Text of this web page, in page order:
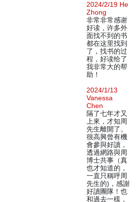
2024/2/19 He
Zhong
非常非常感谢
好读，许多外
面找不到的书
都在这里找到
了，找书的过
程，好读给了
我非常大的帮
助！
2024/1/13
Vanessa
Chen
隔了七年才又
上來，才知周
先生離開了。
很高興曾有機
會參與好讀，
透過網路與周
博士共事（真
也才知道的，
一直只稱呼周
先生的)，感謝
好讀團隊！也
和過去一樣，